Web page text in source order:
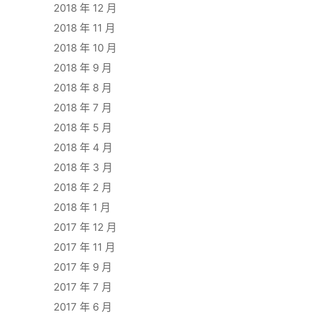
2018 年 12 月
2018 年 11 月
2018 年 10 月
2018 年 9 月
2018 年 8 月
2018 年 7 月
2018 年 5 月
2018 年 4 月
2018 年 3 月
2018 年 2 月
2018 年 1 月
2017 年 12 月
2017 年 11 月
2017 年 9 月
2017 年 7 月
2017 年 6 月